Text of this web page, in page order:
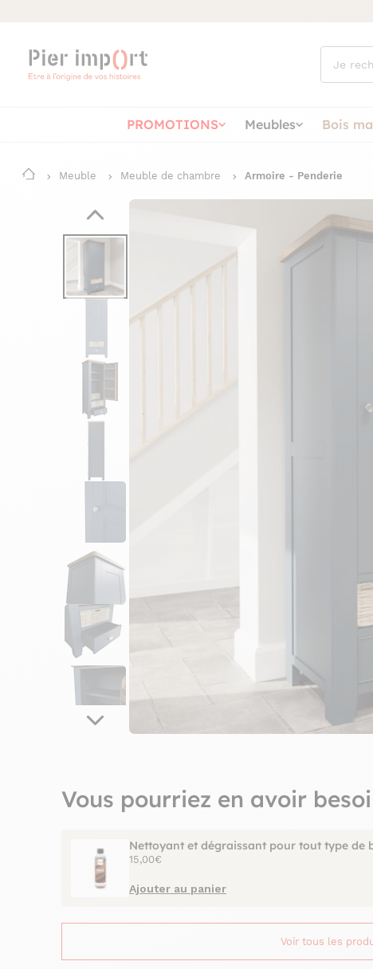
cherchez
vous ?
PROMOTIONS Meubles Bois
Meuble Meuble de chambre Armoire - Penderie
Vous pourriez en avoir
Nettoyant et dégraissant pour tout type de
15,00€
Ajouter au panier
Voir tous les